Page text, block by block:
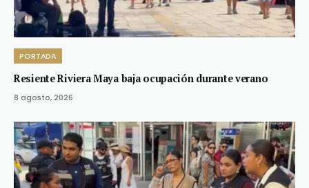
PORTADA
Resiente Riviera Maya baja ocupación durante verano
8 agosto, 2026